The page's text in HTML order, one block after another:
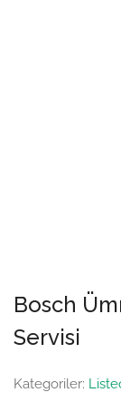
Bosch
Servisi
Kategoriler: